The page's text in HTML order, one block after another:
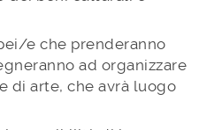
e che prenderanno
ad organizzare
di arte, che avrà luogo